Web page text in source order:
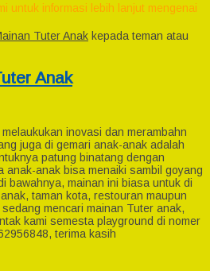
untuk informasi lebih lanjut mengenai
Tuter Anak kepada teman atau
Anak
inovasi dan merambahn
juga di gemari anak-anak adalah
patung binatang dengan
anak bisa menaiki sambil goyang
bawahnya, mainan ini biasa untuk di
taman kota, restouran maupun
mencari mainan Tuter anak,
kami semesta playground di nomer
terima kasih